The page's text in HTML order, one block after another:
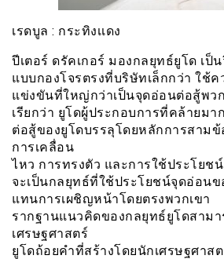
เรดบูล : กระทิงเเดง
ปีเตอร์ ดรัคเกอร์ มองกลยุทธ์ยูโด เป็
แบบกองโจรตรงที่บริษัทเล็กกว่า ใช้ค
แข่งขันที่ใหญ่กว่าเป็นจุดอ่อนต่อสู้พว
เรียกว่า ยูโดผู้ประกอบการที่คล้ายมา
ต่อสู้ของยูโดบรรลุโดยหลักการสาม
การเคลื่อน
ไหว การทรงตัว และการใช้ประโยช
จะเป็นกลยุทธ์ที่ใช้ประโยชน์จุดอ่อน
แทนการเผชิญหน้าโดยตรงพวกเขา
รากฐานแนวคิดของกลยุทธ์ยูโดสาม
เศรษฐศาสตร์
ยูโดถ้อยคำที่สร้างโดยนักเศรษฐศาสต